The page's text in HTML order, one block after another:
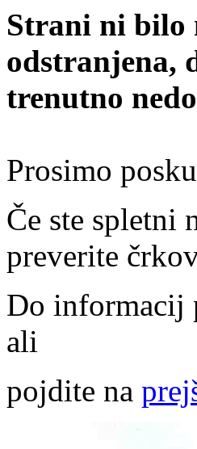
Strani ni bilo
odstranjena,
trenutno
Prosimo
Če ste spletni
preverite
Do informacij
ali
pojdite na